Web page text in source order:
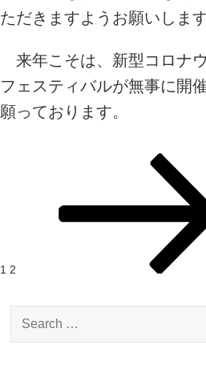
ただきますようお願いします
来年こそは、新型コロナ
フェスティバルが無事に開
願っております。
送1 2
for: